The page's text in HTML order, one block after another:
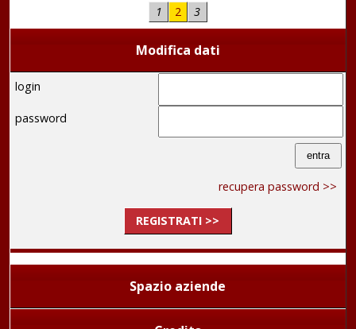
1 2 3
Modifica dati
login
password
recupera password >>
REGISTRATI >>
Spazio aziende